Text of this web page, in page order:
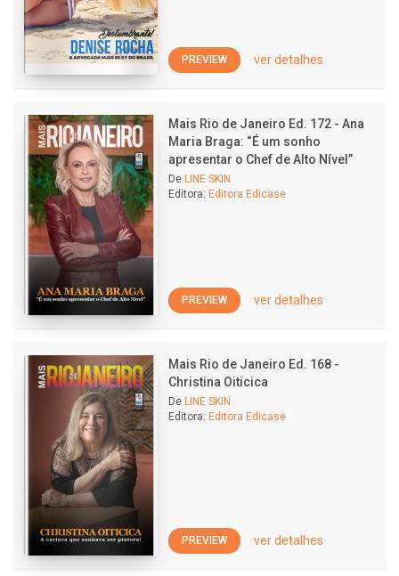
PREVIEW ver detalhes
Mais Rio de Janeiro Ed. 172 - Ana
Maria Braga: “É um sonho
apresentar o Chef de Alto Nível”
De LINE SKIN
Editora: Editora Edicase
PREVIEW ver detalhes
Mais Rio de Janeiro Ed. 168 -
Christina Oiticica
De LINE SKIN
Editora: Editora Edicase
PREVIEW ver detalhes